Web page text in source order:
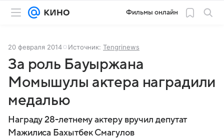
Фильмы онлайн
20 февраля 2014 Источник: Tengrinews
За роль Бауыржана
Момышулы актера наградили
медалью
Награду 28-летнему актеру вручил депутат
Мажилиса Бахытбек Смагулов